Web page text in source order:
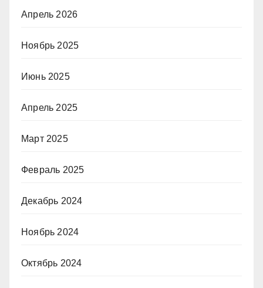
Апрель 2026
Ноябрь 2025
Июнь 2025
Апрель 2025
Март 2025
Февраль 2025
Декабрь 2024
Ноябрь 2024
Октябрь 2024